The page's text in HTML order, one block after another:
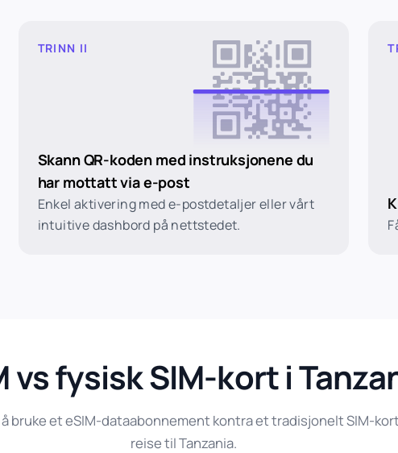
TRINN II
Skann QR-koden med instruksjonene du
har mottatt via e-post
Enkel aktivering med e-postdetaljer eller vårt
intuitive dashbord på nettstedet.
vs fysisk SIM-kort i
bruke et eSIM-dataabonnement kontra et tradisjonelt SIM-
reise til Tanzania.